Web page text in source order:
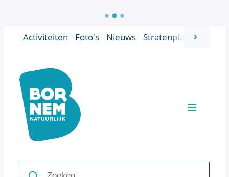
Naar inhoud
scroll
Activiteiten Foto's Nieuws Stratenplan